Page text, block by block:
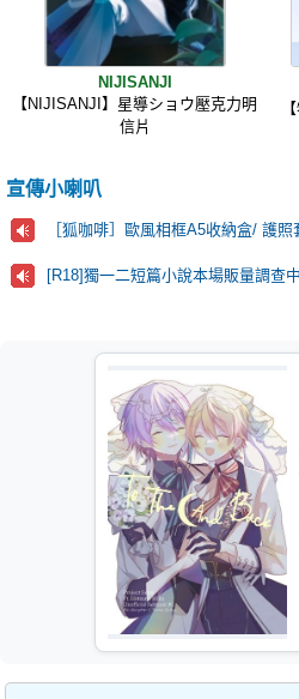
NIJISANJI
【NIJISANJI】星導ショウ壓克力明
信片
宣傳小喇叭
［狐咖啡］歐風相框A5收納盒/ 護
[R18]獨一二短篇小說本場販量調查中